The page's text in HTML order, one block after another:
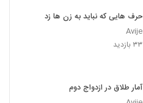
حرف هایی که نباید به زن ها زد
Avije
۳۳ بازدید
آمار طلاق در ازدواج دوم